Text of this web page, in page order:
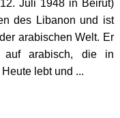
Juli 1948 in Beirut)
des Libanon und ist
arabischen Welt. Er
auf arabisch, die in
lebt und ...